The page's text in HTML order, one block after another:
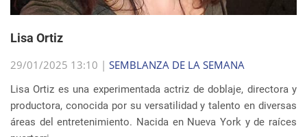
Lisa Ortiz
29/01/2025 13:10 | SEMBLANZA DE LA SEMANA
Lisa Ortiz es una experimentada actriz de doblaje, directora y
productora, conocida por su versatilidad y talento en diversas
áreas del entretenimiento. Nacida en Nueva York y de raíces